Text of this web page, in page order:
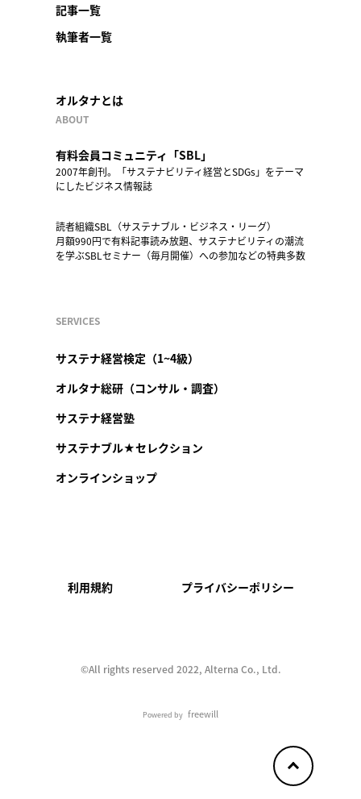
記事一覧
執筆者一覧
オルタナとは
ABOUT
有料会員コミュニティ「SBL」
2007年創刊。「サステナビリティ経営とSDGs」をテーマ
にしたビジネス情報誌
読者組織SBL（サステナブル・ビジネス・リーグ）
月額990円で有料記事読み放題、サステナビリティの潮流
を学ぶSBLセミナー（毎月開催）への参加などの特典多数
SERVICES
サステナ経営検定（1~4級）
オルタナ総研（コンサル・調査）
サステナ経営塾
サステナブル★セレクション
オンラインショップ
利用規約 プライバシーポリシー
©︎All rights reserved 2022, Alterna Co., Ltd.
Powered by freewill